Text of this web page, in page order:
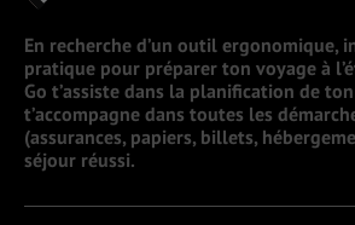
En recherche d’un outil
pratique pour préparer ton voyage à
Go t’assiste dans la planification de
t’accompagne dans toutes les
(assurances, papiers, billets,
séjour réussi.